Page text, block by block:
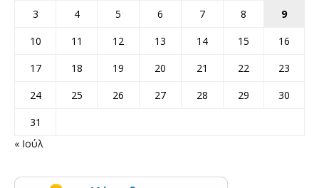
3
4 5 6 7 8
9
10
11 12 13 14 15
16
17
18 19 20 21 22
23
24
25 26 27 28 29
30
31
« Ιούλ